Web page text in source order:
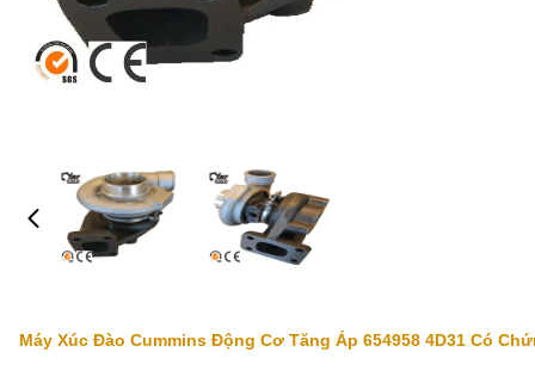
Máy Xúc Đào Cummins Động Cơ Tăng Áp 654958 4D31 Có